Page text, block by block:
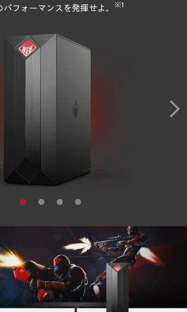
パフォーマンスを発揮せよ。
※1